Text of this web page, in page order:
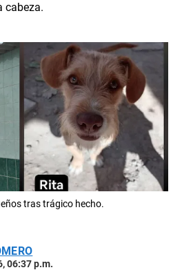
cabeza.
tras trágico hecho.
06:37 p.m.